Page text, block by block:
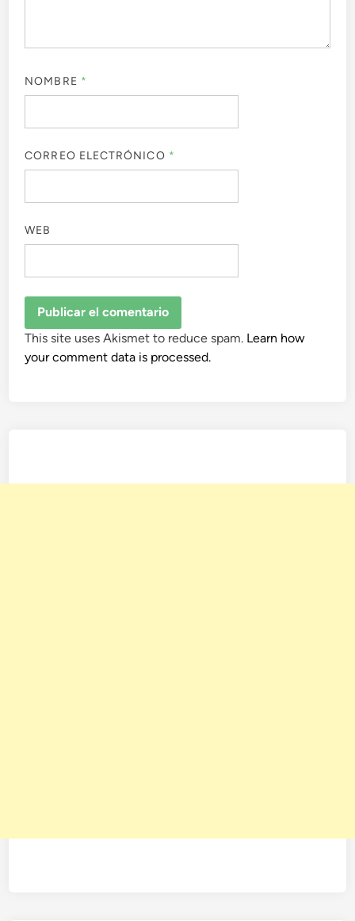
NOMBRE *
CORREO ELECTRÓNICO *
WEB
This site uses Akismet to reduce spam. Learn how
your comment data is processed.